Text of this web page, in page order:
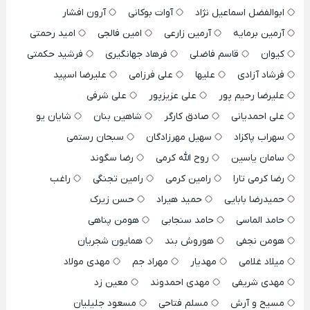
ابوالفضل اسماعیل نژاد
آوات بوکانی
آرون افشار
آرمین برمایه
آرمین زارعی امین فالجی
امید رحمتی
کیوان
قاسم فاضلی فرهاد جهانگیری
فرشید حکمتی
فرشاد آزادی
علیها علی فرزامی
علیرضا اسپید
علیرضا رحیم پور
علی عزیزپور
علی شرفی
علی احمدیانی
صادق کارگر شاهین بنان
شایان یو
سهراب پاکزاد
سهیل مهرزادگان
سبحان رستمی
سامان یاسین
روح الله کرمی
رضا سگوند
رضا کرمی تارا
رامین کرمی رامین تجنگی
راغب
حمیدرضا بابایی
حمید هیراد
حسن زیرک
حامد الماسی
حامد سنجابی
هومن پناهی
هومن نجفی
هوروش بند
همایون شجریان
میلاد غلامی
مهدیار مهراد جم
مهدی مولاد
مهدی شریفی
مهدی احمدوند
معین زد
مسیح و آرش
مسلم فتاحی
مسعود جلیلیان